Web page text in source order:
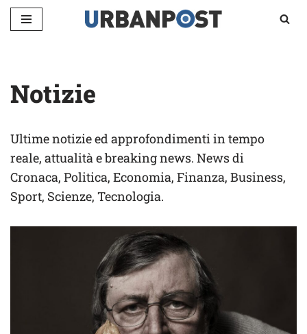
Notizie
Ultime notizie ed approfondimenti in tempo
reale, attualità e breaking news. News di
Cronaca, Politica, Economia, Finanza, Business,
Sport, Scienze, Tecnologia.